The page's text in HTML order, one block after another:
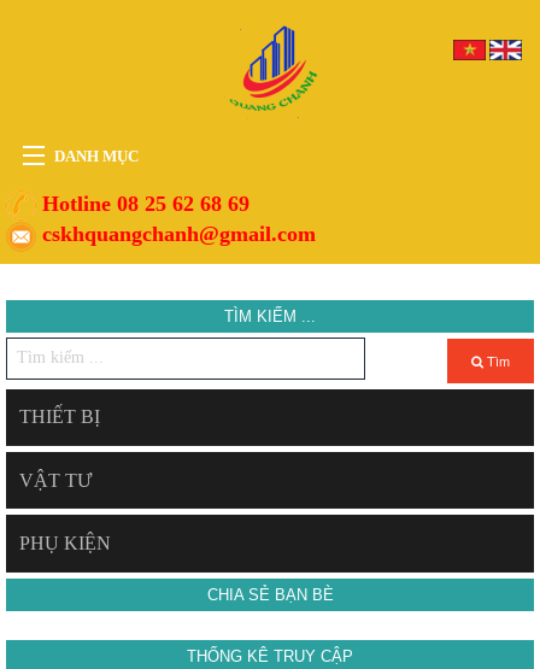
DANH MỤC
HOME
THIẾT BỊ
DỊCH VỤ
Hotline 08 25 62 68 69
cskhquangchanh@gmail.com
TÌM KIẾM ...
Tìm
THIẾT BỊ
VẬT TƯ
PHỤ KIỆN
CHIA SẺ BẠN BÈ
THỐNG KÊ TRUY CẬP